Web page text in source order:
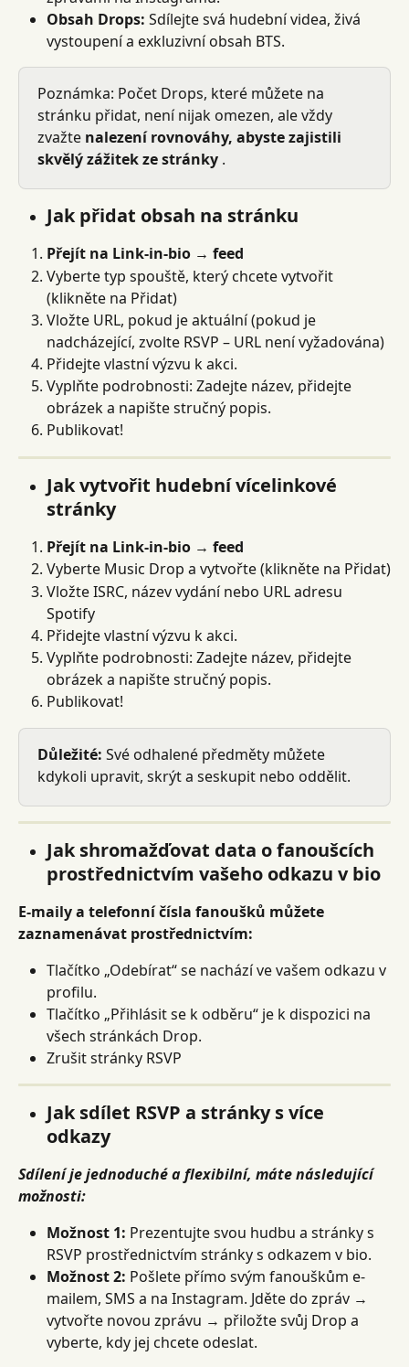
Obsah Drops: Sdílejte svá hudební videa, živá
vystoupení a exkluzivní obsah BTS.
Poznámka: Počet Drops, které můžete na
stránku přidat, není nijak omezen, ale vždy
zvažte nalezení rovnováhy, abyste zajistili
skvělý zážitek ze stránky .
Jak přidat obsah na stránku
Přejít na Link-in-bio → feed
Vyberte typ spouště, který chcete vytvořit
(klikněte na Přidat)
Vložte URL, pokud je aktuální (pokud je
nadcházející, zvolte RSVP – URL není vyžadována)
Přidejte vlastní výzvu k akci.
Vyplňte podrobnosti: Zadejte název, přidejte
obrázek a napište stručný popis.
Publikovat!
Jak vytvořit hudební vícelinkové
stránky
Přejít na Link-in-bio → feed
Vyberte Music Drop a vytvořte (klikněte na Přidat)
Vložte ISRC, název vydání nebo URL adresu
Spotify
Přidejte vlastní výzvu k akci.
Vyplňte podrobnosti: Zadejte název, přidejte
obrázek a napište stručný popis.
Publikovat!
Důležité: Své odhalené předměty můžete
kdykoli upravit, skrýt a seskupit nebo oddělit.
Jak shromažďovat data o fanoušcích
prostřednictvím vašeho odkazu v bio
E-maily a telefonní čísla fanoušků můžete
zaznamenávat prostřednictvím:
Tlačítko „Odebírat“ se nachází ve vašem odkazu v
profilu.
Tlačítko „Přihlásit se k odběru“ je k dispozici na
všech stránkách Drop.
Zrušit stránky RSVP
Jak sdílet RSVP a stránky s více
odkazy
Sdílení je jednoduché a flexibilní, máte následující
možnosti:
Možnost 1: Prezentujte svou hudbu a stránky s
RSVP prostřednictvím stránky s odkazem v bio.
Možnost 2: Pošlete přímo svým fanouškům e-
mailem, SMS a na Instagram. Jděte do zpráv →
vytvořte novou zprávu → přiložte svůj Drop a
vyberte, kdy jej chcete odeslat.